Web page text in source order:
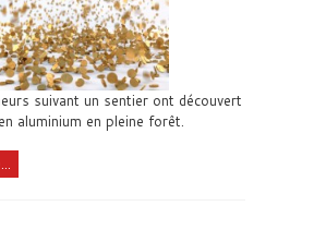
suivant un sentier ont découvert
aluminium en pleine forêt.